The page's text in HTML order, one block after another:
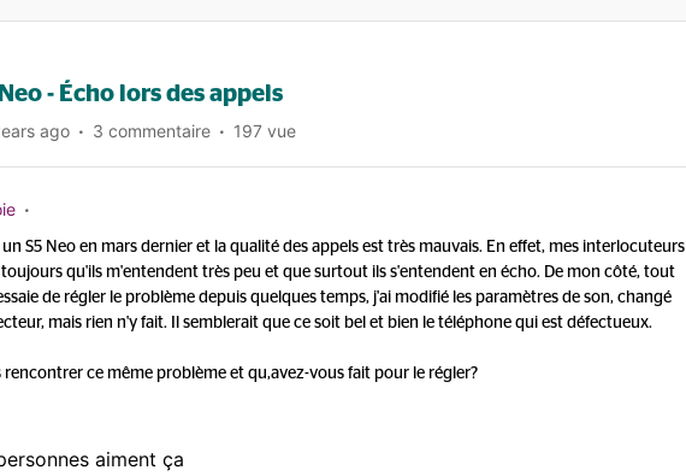
- Écho lors des appels
ago 3 commentaire 197 vue
un S5 Neo en mars dernier et la qualité des appels est très mauvais. En effet, mes interlocuteurs
qu'ils m'entendent très peu et que surtout ils s'entendent en écho. De mon côté, tout
de régler le problème depuis quelques temps, j'ai modifié les paramètres de son, changé
mais rien n'y fait. Il semblerait que ce soit bel et bien le téléphone qui est défectueux.
rencontrer ce même problème et qu,avez-vous fait pour le régler?
aiment ça